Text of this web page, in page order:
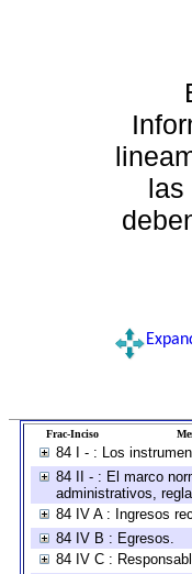
las
Frac-Inciso
84 I - : Los
84 II - : El marco
administrativos,
84 IV A : Ingresos
84 IV B : Egresos.
84 IV C :